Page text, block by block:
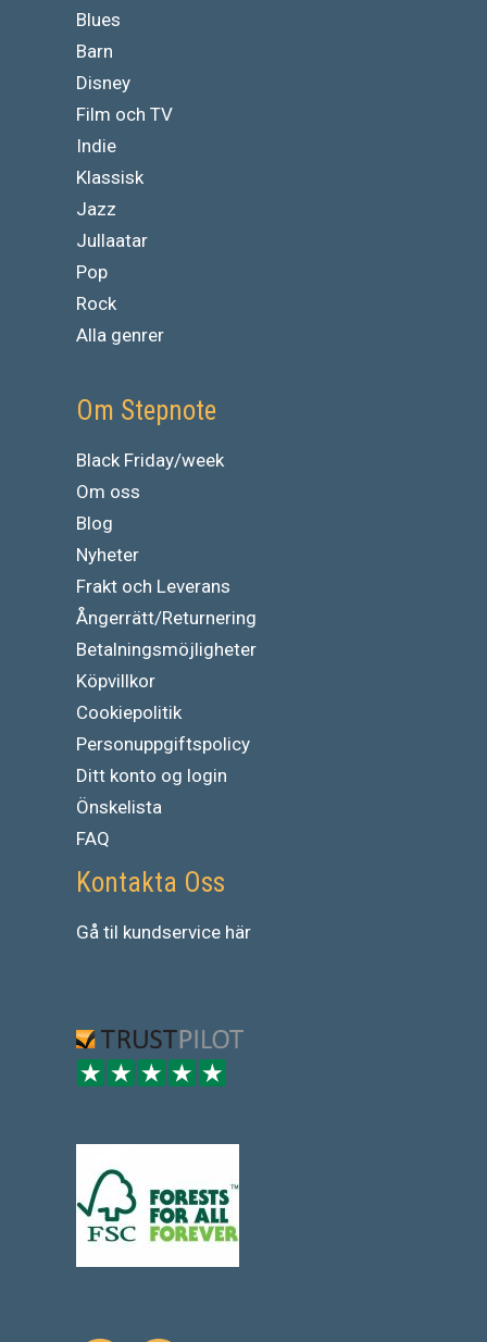
Blues
Barn
Disney
Film och TV
Indie
Klassisk
Jazz
Jullaatar
Pop
Rock
Alla genrer
Om Stepnote
Black Friday/week
Om oss
Blog
Nyheter
Frakt och Leverans
Ångerrätt/Returnering
Betalningsmöjligheter
Köpvillkor
Cookiepolitik
Personuppgiftspolicy
Ditt konto og login
Önskelista
FAQ
Kontakta Oss
Gå til kundservice här